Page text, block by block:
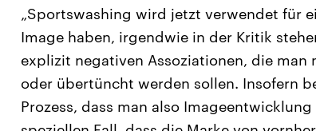
„Sportswashing wird jetzt verwendet für
Image haben, irgendwie in der Kritik
explizit negativen Assoziationen, die man
oder übertüncht werden sollen. Insofern
Prozess, dass man also